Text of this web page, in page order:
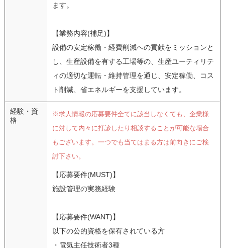
ます。
【業務内容(補足)】
設備の安定稼働・経費削減への貢献をミッションと
し、生産設備を有する工場等の、生産ユーティリテ
ィの適切な運転・維持管理を通じ、安定稼働、コス
ト削減、省エネルギーを支援しています。
経験・資
格
※求人情報の応募要件全てに該当しなくても、企業様
に対して内々に打診したり相談することが可能な場合
もございます。一つでも当てはまる方は前向きにご検
討下さい。
【応募要件(MUST)】
施設管理の実務経験
【応募要件(WANT)】
以下の公的資格を保有されている方
・電気主任技術者3種